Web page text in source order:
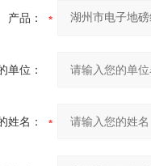
产品：
单位：
姓名：